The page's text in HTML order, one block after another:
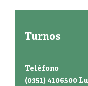
Turnos
Teléfono
(0351) 4106500